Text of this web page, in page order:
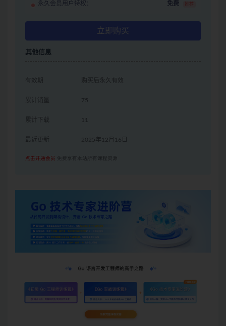
永久会员用户特权： 免费 推荐
立即购买
其他信息
有效期 购买后永久有效
累计销量 75
累计下载 11
最近更新 2025年12月16日
点击开通会员 免费享有本站所有课程资源